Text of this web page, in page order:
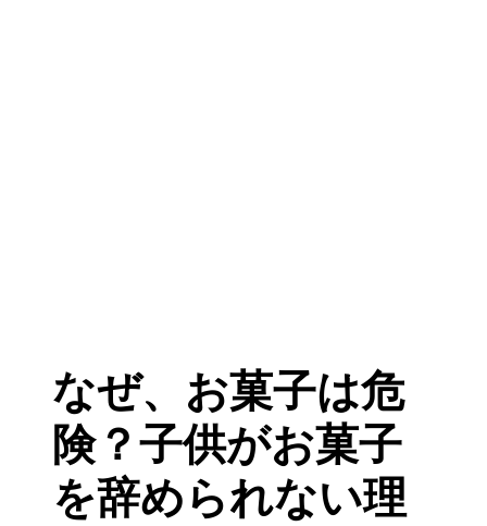
なぜ、お菓子は危
険？子供がお菓子
を辞められない理